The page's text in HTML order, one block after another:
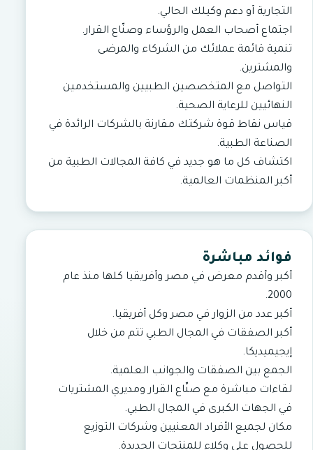
التجارية أو دعم وكيلك الحالي.
اجتماع أصحاب العمل والرؤساء وصنّاع القرار.
تنمية قائمة عملائك من الشركاء والمرضى
والمشترين.
التواصل مع المتخصصين الطبيين والمستخدمين
النهائيين للرعاية الصحية.
قياس نقاط قوة شركتك مقارنة بالشركات الرائدة في
الصناعة الطبية.
اكتشاف كل ما هو جديد في كافة المجالات الطبية من
أكبر المنظمات العالمية.
فوائد مباشرة
أكبر وأقدم معرض في مصر وأفريقيا كلها منذ عام
2000.
أكبر عدد من الزوار في مصر وكل أفريقيا.
أكبر الصفقات في المجال الطبي تتم من خلال
إيجيميديكا.
الجمع بين الصفقات والجوانب العلمية.
لقاءات مباشرة مع صنّاع القرار ومديري المشتريات
في الجهات الكبرى في المجال الطبي.
مكان لجميع الأفراد المعنيين وشركات التوزيع
للحصول على وكلاء للمنتجات الجديدة.